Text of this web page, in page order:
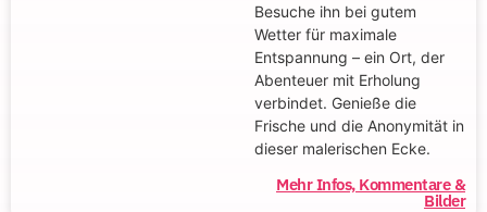
Besuche ihn bei gutem
Wetter für maximale
Entspannung – ein Ort, der
Abenteuer mit Erholung
verbindet. Genieße die
Frische und die Anonymität in
dieser malerischen Ecke.
Mehr Infos, Kommentare &
Bilder